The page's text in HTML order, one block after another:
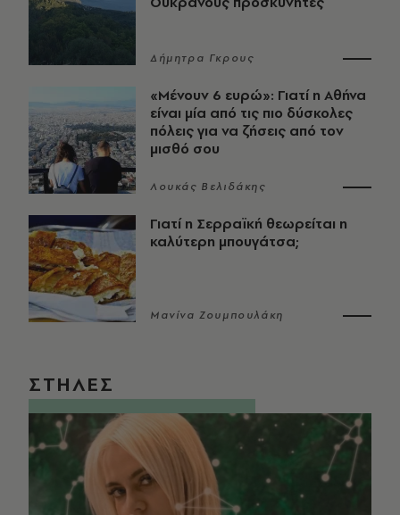
Δήμητρα Γκρους
«Μένουν 6 ευρώ»: Γιατί η Αθήνα
είναι μία από τις πιο δύσκολες
πόλεις για να ζήσεις από τον
μισθό σου
Λουκάς Βελιδάκης
Γιατί η Σερραϊκή θεωρείται η
καλύτερη μπουγάτσα;
Μανίνα Ζουμπουλάκη
ΣΤΗΛΕΣ